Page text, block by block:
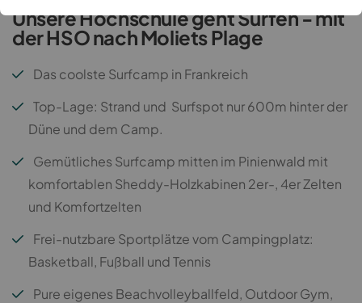
Unsere Hochschule geht Surfen - mit
der HSO nach Moliets Plage
Das coolste Surfcamp in Frankreich
Top-Lage: Strand und Surfspot nur 600m hinter der
Düne und dem Camp.
Gemütliches Surfcamp mitten im Pinienwald mit
komfortablen Sheddy-Holzkabinen 2er-, 4er Zelten
und Komfortzelten
Frei-nutzbare Sportplätze vom Campingplatz:
Basketball, Fußball und Tennis
Pure eigenes Beachvolleyballfeld, Outdoor Gym,